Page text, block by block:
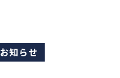
お知らせ